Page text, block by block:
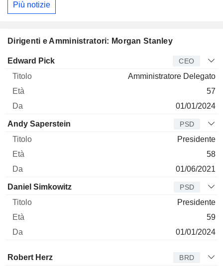
Più notizie
Dirigenti e Amministratori: Morgan Stanley
Manager Titolo
Edward Pick CEO
Amministratore Delegato
57
01/01/2024
Andy Saperstein PSD
Presidente
58
01/06/2021
Daniel Simkowitz PSD
Presidente
59
01/01/2024
Amministratore
Robert Herz BRD